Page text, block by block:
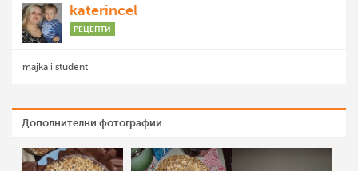
katerincel
РЕЦЕПТИ
majka i student
Дополнителни фотографии